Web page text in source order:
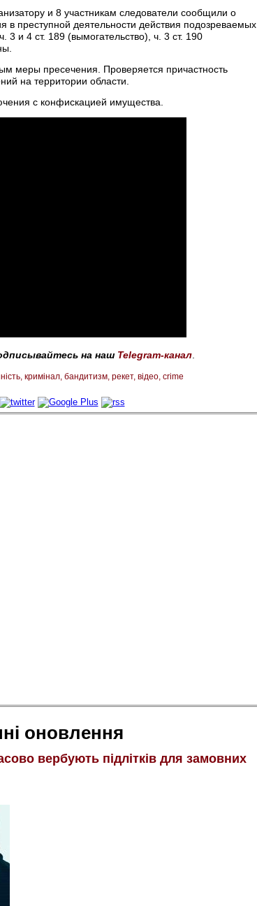
и 8 участникам следователи сообщили о
в преступной деятельности действия подозреваемых
и 4 ст. 189 (вымогательство), ч. 3 ст. 190
меры пресечения. Проверяется причастность
на территории области.
с конфискацией имущества.
на наш Telegram-канал
кримінал бандитизм рекет відео crime
оновлення
вербують підлітків для замовних